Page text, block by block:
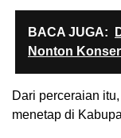
BACA JUGA:
Nonton
Dari perceraian
menetap di